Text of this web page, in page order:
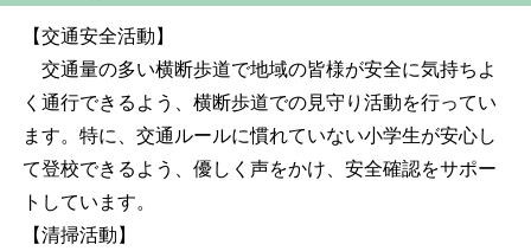
【交通安全活動】
交通量の多い横断歩道で地域の皆様が安全に気持ちよ
く通行できるよう、横断歩道での見守り活動を行ってい
ます。特に、交通ルールに慣れていない小学生が安心し
て登校できるよう、優しく声をかけ、安全確認をサポー
トしています。
【清掃活動】